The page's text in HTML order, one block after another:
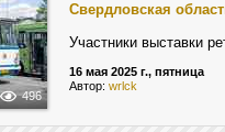
496
Свердловская
Участники выставки
16 мая 2025 г., пятница
Автор: wrlck